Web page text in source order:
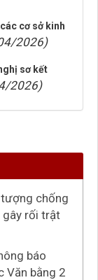
cơ sở kinh
2026)
sơ kết
2026)
chống
gây rối trật
báo
Văn bằng 2